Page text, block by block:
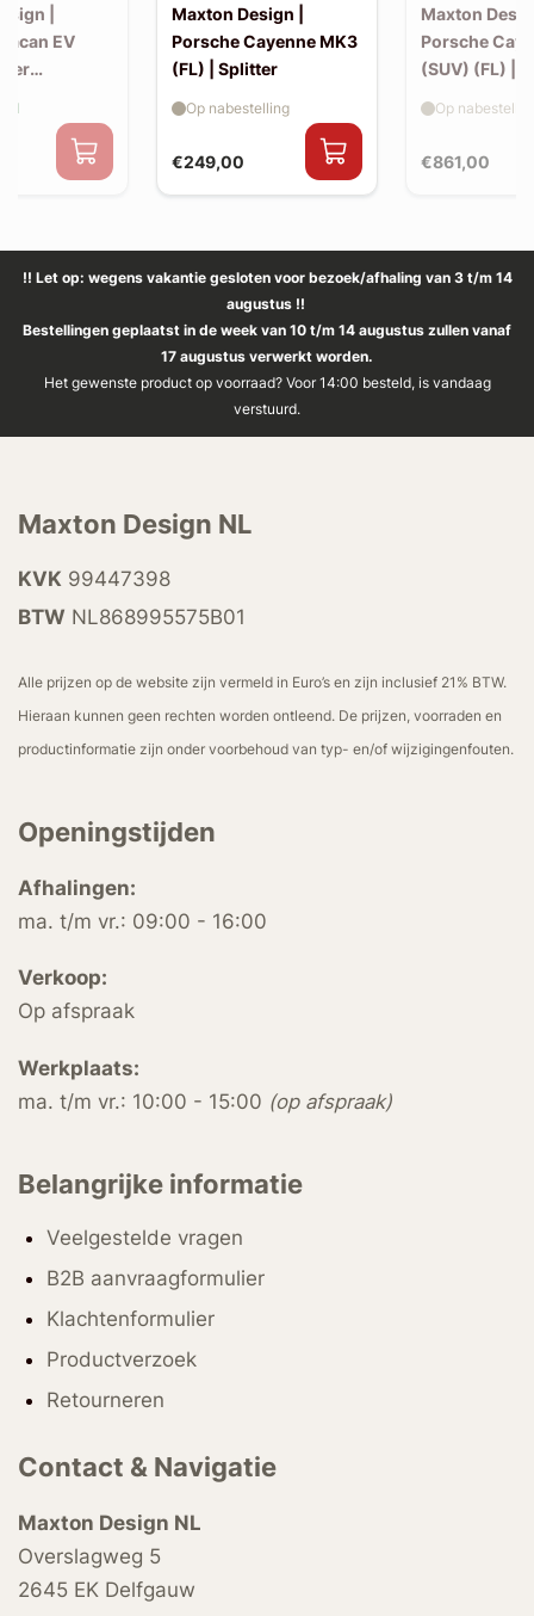
|
EV
Maxton Design |
Porsche Cayenne MK3
(FL) | Splitter
€249,00
Op nabestelling
Maxton
Porsche
(SUV) (FL) |
€861,00
Op
!! Let op: wegens vakantie gesloten voor bezoek/afhaling van 3 t/m 14
augustus !!
Bestellingen geplaatst in de week van 10 t/m 14 augustus zullen vanaf
17 augustus verwerkt worden.
Het gewenste product op voorraad? Voor 14:00 besteld, is vandaag
verstuurd.
Maxton Design NL
KVK 99447398
BTW NL868995575B01
Alle prijzen op de website zijn vermeld in Euro’s en zijn inclusief 21% BTW.
Hieraan kunnen geen rechten worden ontleend. De prijzen, voorraden en
productinformatie zijn onder voorbehoud van typ- en/of wijzigingenfouten.
Openingstijden
Afhalingen:
ma. t/m vr.: 09:00 - 16:00
Verkoop:
Op afspraak
Werkplaats:
ma. t/m vr.: 10:00 - 15:00 (op afspraak)
Belangrijke informatie
Veelgestelde vragen
B2B aanvraagformulier
Klachtenformulier
Productverzoek
Retourneren
Contact & Navigatie
Maxton Design NL
Overslagweg 5
2645 EK Delfgauw